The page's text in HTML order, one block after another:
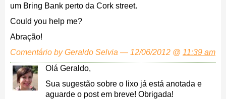
um Bring Bank perto da Cork street.
Could you help me?
Abração!
Comentário by Geraldo Selvia — 12/06/2012 @ 11:39 am
Olá Geraldo,
Sua sugestão sobre o lixo já está anotada e
aguarde o post em breve! Obrigada!